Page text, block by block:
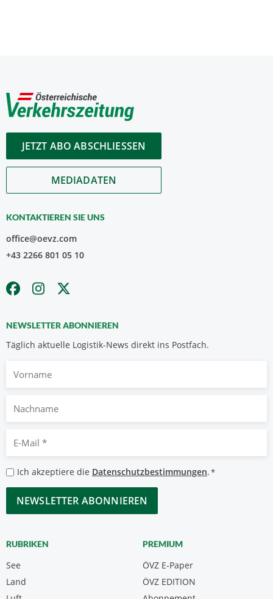
JETZT ABO ABSCHLIESSEN
MEDIADATEN
KONTAKTIEREN SIE UNS
office@oevz.com
+43 2266 801 05 10
NEWSLETTER ABONNIEREN
Täglich aktuelle Logistik-News direkt ins Postfach.
Nachname
Mail
*
Datenschutzbestimmungen
*
Ich akzeptiere die Datenschutzbestimmungen.*
CAPTCHA
RUBRIKEN
See
Land
PREMIUM
ÖVZ E-Paper
ÖVZ EDITION